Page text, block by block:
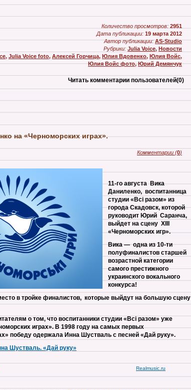
Количество просмотров: 2951
Дата публикации: 19 марта 2012
Автор публикации: AS-Studio
Рубрики: Julia Voice, Новости
, Julia Voice foto, Алексей Горчица, Юлия Вдовенко, Юлия Войс,
Юлия Войс фото,Юрий Демянчук
Читать комментарии пользователей(0)
на «Черноморских играх».
Комментарии (0)
11-го августа Вика
Даниленко, воспитанница
студии «Всі разом» из
города Скадовск, которой
руководит Юрий Саранча,
выйдет на сцену ХIII
«Черноморских игр».
Вика — одна из 10-ти
полуфиналистов старшей
возрастной категории
самого престижного
украинского вокального
конкурса!
в тройке финалистов, которые выйдут на большую сцену
о том, что воспитанники студии «Всі разом» уже
играх». В 1998 году на самых первых
победу одержала Инна Шустваль с песней «Дай руку».
Шустваль. «Дай руку»
Realmusic.ru